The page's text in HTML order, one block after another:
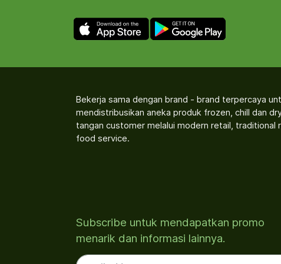
Bekerja sama dengan brand - brand terpercaya
mendistribusikan aneka produk frozen, chill dan
tangan customer melalui modern retail, traditional
food service.
Subscribe untuk mendapatkan promo
menarik dan informasi lainnya.